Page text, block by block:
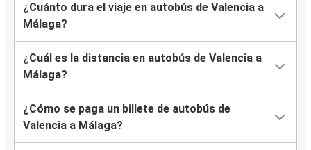
¿Cuánto dura el viaje en autobús de Valencia a
Málaga?
¿Cuál es la distancia en autobús de Valencia a
Málaga?
¿Cómo se paga un billete de autobús de
Valencia a Málaga?